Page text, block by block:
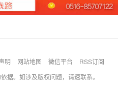
明 网站地图 微信平台
RSS订阅
据。如涉及版权问题，请速联系。